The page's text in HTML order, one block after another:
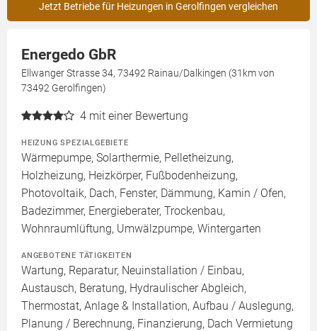
Jetzt Betriebe für Heizungen in Gerolfingen vergleichen
Energedo GbR
Ellwanger Strasse 34, 73492 Rainau/Dalkingen (31km von
73492 Gerolfingen)
4 mit einer Bewertung
HEIZUNG SPEZIALGEBIETE
Wärmepumpe, Solarthermie, Pelletheizung,
Holzheizung, Heizkörper, Fußbodenheizung,
Photovoltaik, Dach, Fenster, Dämmung, Kamin / Ofen,
Badezimmer, Energieberater, Trockenbau,
Wohnraumlüftung, Umwälzpumpe, Wintergarten
ANGEBOTENE TÄTIGKEITEN
Wartung, Reparatur, Neuinstallation / Einbau,
Austausch, Beratung, Hydraulischer Abgleich,
Thermostat, Anlage & Installation, Aufbau / Auslegung,
Planung / Berechnung, Finanzierung, Dach Vermietung